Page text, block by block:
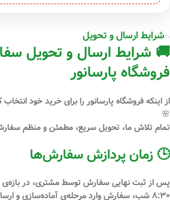
شرایط ارسال و تحویل
🚚 شرایط ارسال و تحویل
فروشگاه پارسانور
از اینکه فروشگاه پارسانوررا برای خرید خود انتخاب
🌸
تمام تلاش ما، تحویل سریع، مطمئن و منظم
🕒 زمان پردازش سفارش‌ها
پس از ثبت نهایی سفارش توسط مشتری، در
۸:۳۰ شب
، سفارش وارد مرحله‌ی آماده‌سازی و